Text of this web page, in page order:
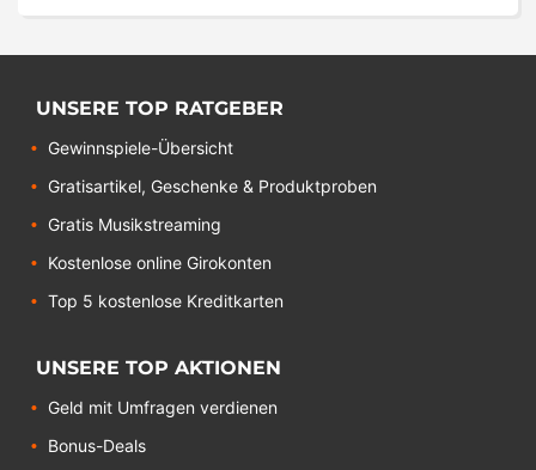
UNSERE TOP RATGEBER
Gewinnspiele-Übersicht
Gratisartikel, Geschenke & Produktproben
Gratis Musikstreaming
Kostenlose online Girokonten
Top 5 kostenlose Kreditkarten
UNSERE TOP AKTIONEN
Geld mit Umfragen verdienen
Bonus-Deals